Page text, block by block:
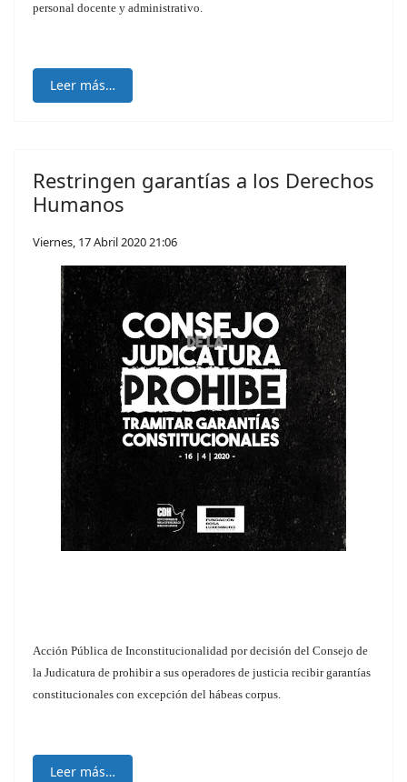
personal docente y administrativo.
Leer más…
Restringen garantías a los Derechos
Humanos
Viernes, 17 Abril 2020 21:06
Acción Pública de Inconstitucionalidad por decisión del Consejo de
la Judicatura de prohibir a sus operadores de justicia recibir garantías
constitucionales con excepción del hábeas corpus.
Leer más…